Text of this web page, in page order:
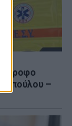
όροφο
–